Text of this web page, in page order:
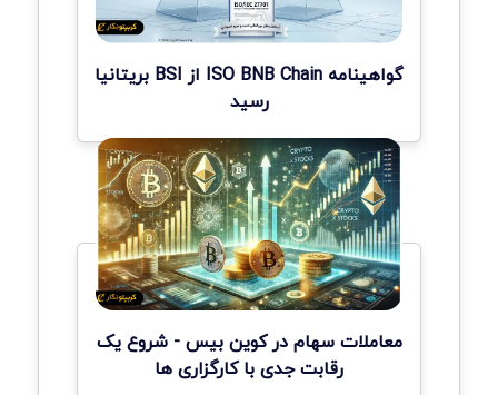
گواهینامه ISO BNB Chain از BSI بریتانیا
رسید
معاملات سهام در کوین بیس - شروع یک
رقابت جدی با کارگزاری ها